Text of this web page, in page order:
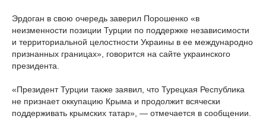
Эрдоган в свою очередь заверил Порошенко «в
неизменности позиции Турции по поддержке независимости
и территориальной целостности Украины в ее международно
признанных границах», говорится на сайте украинского
президента.
«Президент Турции также заявил, что Турецкая Республика
не признает оккупацию Крыма и продолжит всячески
поддерживать крымских татар», — отмечается в сообщении.